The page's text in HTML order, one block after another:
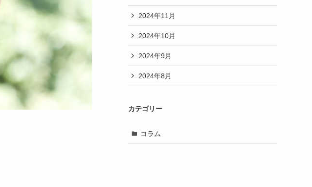
2024年11月
2024年10月
2024年9月
2024年8月
カテゴリー
コラム